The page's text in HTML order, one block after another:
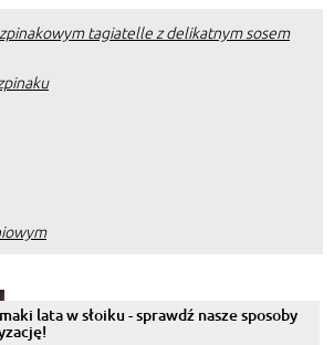
tagiatelle z delikatnym sosem
lata w słoiku - sprawdź nasze sposoby